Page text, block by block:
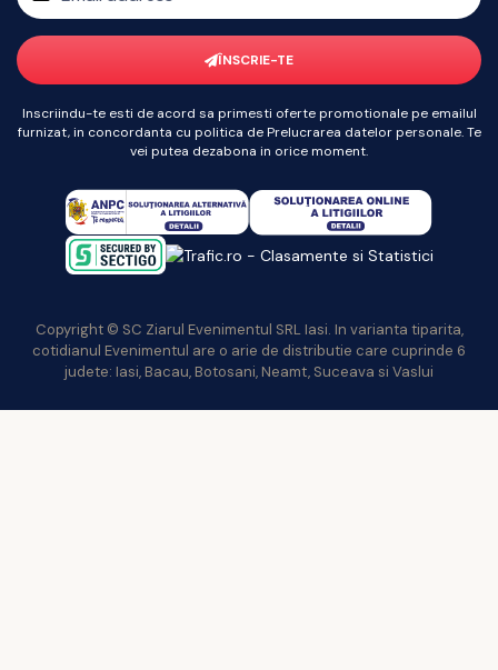
ÎNSCRIE-TE
Inscriindu-te esti de acord sa primesti oferte promotionale pe emailul
furnizat, in concordanta cu politica de Prelucrarea datelor personale. Te
vei putea dezabona in orice moment.
Copyright © SC Ziarul Evenimentul SRL Iasi. In varianta tiparita,
cotidianul Evenimentul are o arie de distributie care cuprinde 6
judete: Iasi, Bacau, Botosani, Neamt, Suceava si Vaslui